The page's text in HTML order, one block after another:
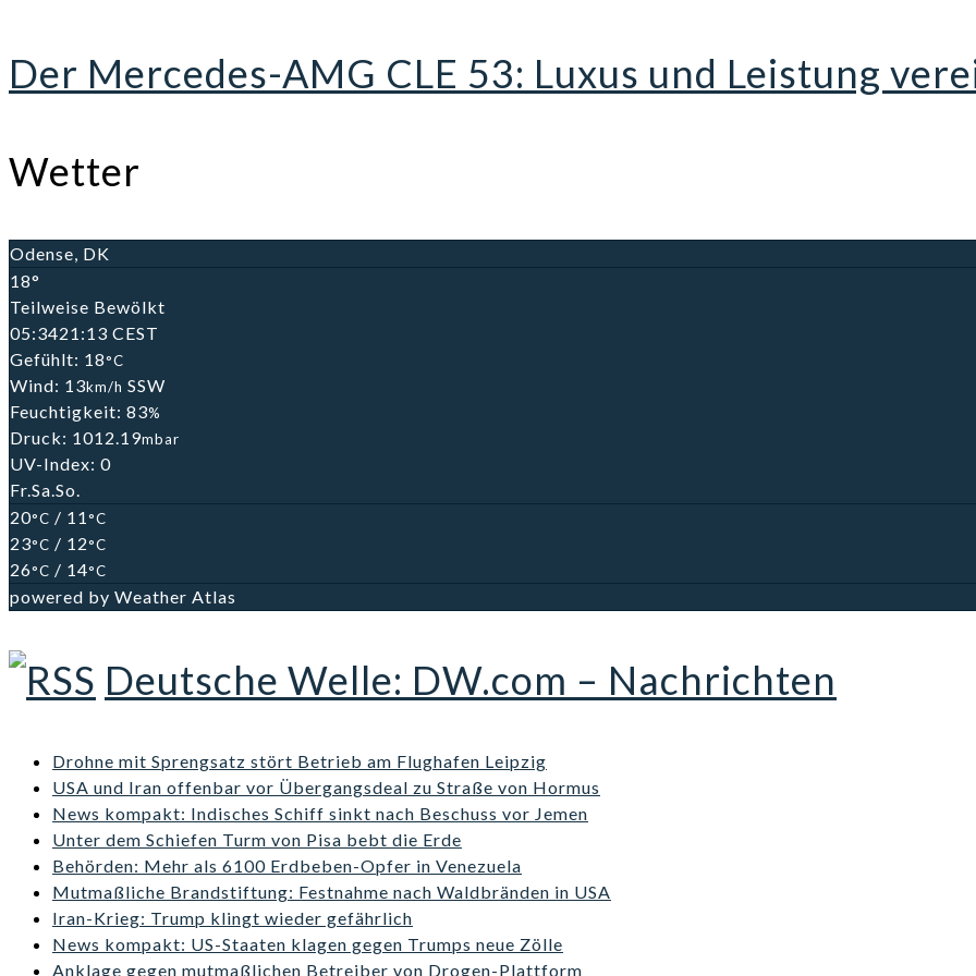
Der Mercedes-AMG CLE 53: Luxus und Leistung
Wetter
Odense, DK
18°
Teilweise Bewölkt
05:3421:13 CEST
Gefühlt: 18°C
Wind: 13km/h SSW
Feuchtigkeit: 83%
Druck: 1012.19mbar
UV-Index: 0
Fr.Sa.So.
20°C / 11 °C
23°C / 12°C
26°C / 14°C
powered by Weather Atlas
Deutsche Welle: DW.com – Nachrichten
Drohne mit Sprengsatz stört Betrieb am Flughafen Leipzig
USA und Iran offenbar vor Übergangsdeal zu Straße von Hormus
News kompakt: Indisches Schiff sinkt nach Beschuss vor Jemen
Unter dem Schiefen Turm von Pisa bebt die Erde
Behörden: Mehr als 6100 Erdbeben-Opfer in Venezuela
Mutmaßliche Brandstiftung: Festnahme nach Waldbränden in USA
Iran-Krieg: Trump klingt wieder gefährlich
News kompakt: US-Staaten klagen gegen Trumps neue Zölle
Anklage gegen mutmaßlichen Betreiber von Drogen-Plattform